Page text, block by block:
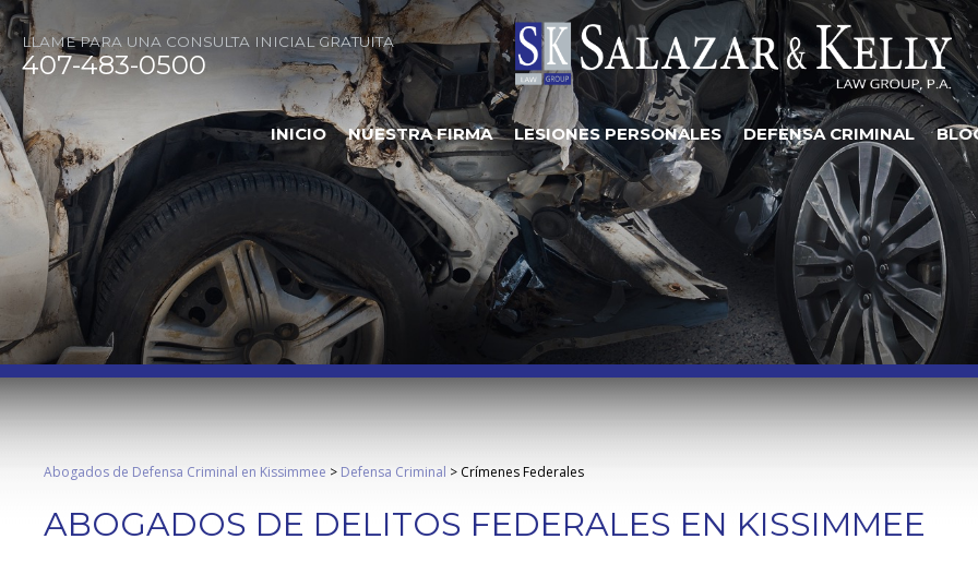
LLAME PARA UNA CONSULTA INICIAL GRATUITA
407-483-0500
INICIO NUESTRA FIRMA LESIONES PERSONALES DEFENSA CRIMINAL
Abogados de Defensa Criminal en Kissimmee > Defensa Criminal > Crímenes Federales
ABOGADOS DE DELITOS FEDERALES EN KISSIMMEE